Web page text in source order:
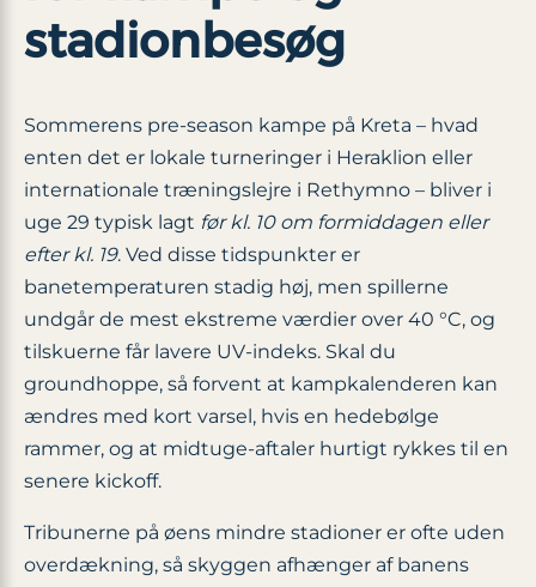
stadionbesøg
Sommerens pre-season kampe på Kreta – hvad
enten det er lokale turneringer i Heraklion eller
internationale træningslejre i Rethymno – bliver i
uge 29 typisk lagt før kl. 10 om formiddagen eller
efter kl. 19. Ved disse tidspunkter er
banetemperaturen stadig høj, men spillerne
undgår de mest ekstreme værdier over 40 °C, og
tilskuerne får lavere UV-indeks. Skal du
groundhoppe, så forvent at kampkalenderen kan
ændres med kort varsel, hvis en hedebølge
rammer, og at midtuge-aftaler hurtigt rykkes til en
senere kickoff.
Tribunerne på øens mindre stadioner er ofte uden
overdækning, så skyggen afhænger af banens